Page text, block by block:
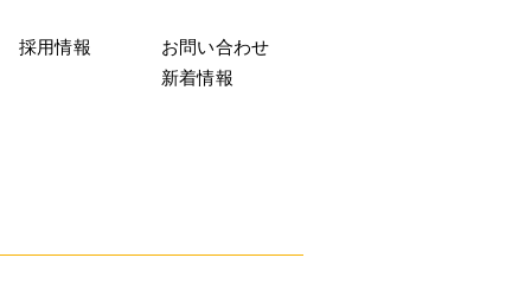
採用情報
お問い合わせ
新着情報